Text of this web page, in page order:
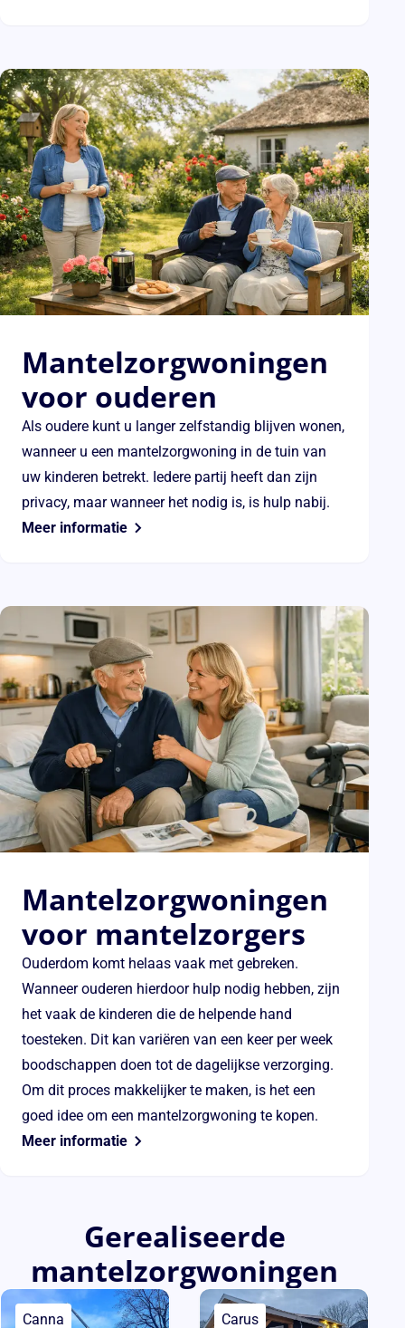
Mantelzorgwoningen
voor ouderen
Als oudere kunt u langer zelfstandig blijven wonen,
wanneer u een mantelzorgwoning in de tuin van
uw kinderen betrekt. Iedere partij heeft dan zijn
privacy, maar wanneer het nodig is, is hulp nabij.
Meer informatie
Mantelzorgwoningen
voor mantelzorgers
Ouderdom komt helaas vaak met gebreken.
Wanneer ouderen hierdoor hulp nodig hebben, zijn
het vaak de kinderen die de helpende hand
toesteken. Dit kan variëren van een keer per week
boodschappen doen tot de dagelijkse verzorging.
Om dit proces makkelijker te maken, is het een
goed idee om een mantelzorgwoning te kopen.
Meer informatie
Gerealiseerde
mantelzorgwoningen
Canna Carus